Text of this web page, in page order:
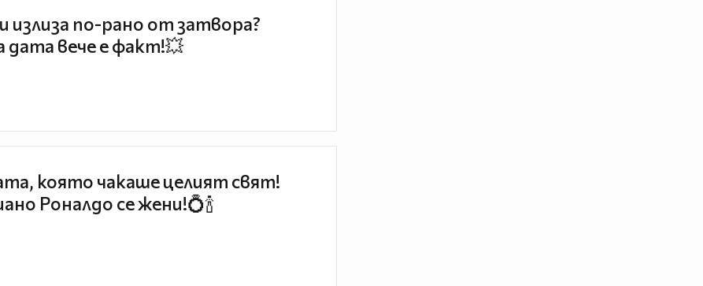
излиза по-рано от затвора?
дата вече е факт!💥
която чакаше целият свят!
Роналдо се жени!💍🍾